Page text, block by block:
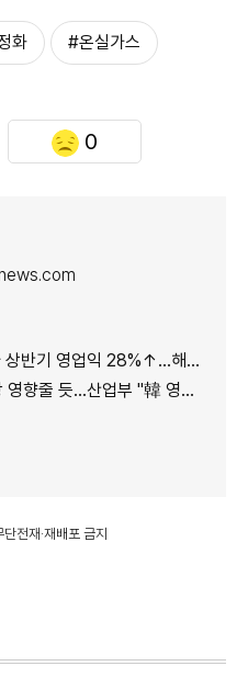
화 #온실가스
0
업익 28%↑…해외사업 호조도 한몫
…산업부 "韓 영향 최소화 협의"
전재·재배포 금지